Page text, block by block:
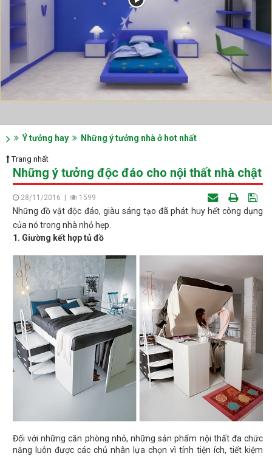
Ý tưởng hay Những ý tưởng nhà ở hot nhất
Trang nhất
Những ý tưởng độc đáo cho nội thất nhà chật
28/11/2016 1599
Những đồ vật độc đáo, giàu sáng tạo đã phát huy hết công dụng
của nó trong nhà nhỏ hẹp.
1. Giường kết hợp tủ đồ
Đối với những căn phòng nhỏ, những sản phẩm nội thất đa chức
năng luôn được các chủ nhân lựa chọn vì tính tiện ích, tiết kiệm